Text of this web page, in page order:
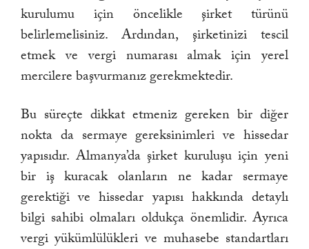
kurulumu için öncelikle şirket türünü
belirlemelisiniz. Ardından, şirketinizi tescil
etmek ve vergi numarası almak için yerel
mercilere başvurmanız gerekmektedir.
Bu süreçte dikkat etmeniz gereken bir diğer
nokta da sermaye gereksinimleri ve hissedar
yapısıdır. Almanya’da şirket kuruluşu için yeni
bir iş kuracak olanların ne kadar sermaye
gerektiği ve hissedar yapısı hakkında detaylı
bilgi sahibi olmaları oldukça önemlidir. Ayrıca
vergi yükümlülükleri ve muhasebe standartları